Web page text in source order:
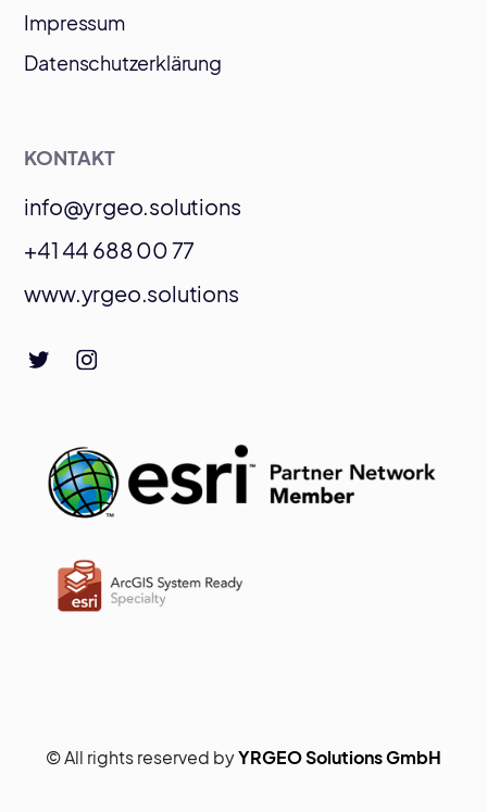
Impressum
Datenschutzerklärung
KONTAKT
info@yrgeo.solutions
+41 44 688 00 77
www.yrgeo.solutions
© All rights reserved byYRGEO Solutions GmbH